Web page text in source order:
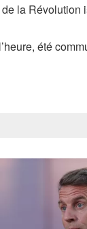
la Révolution
été